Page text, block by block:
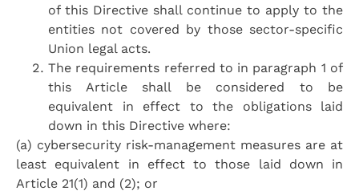
of this Directive shall continue to apply to the
entities not covered by those sector-specific
Union legal acts.
The requirements referred to in paragraph 1 of
this Article shall be considered to be
equivalent in effect to the obligations laid
down in this Directive where:
(a) cybersecurity risk-management measures are at
least equivalent in effect to those laid down in
Article 21(1) and (2); or